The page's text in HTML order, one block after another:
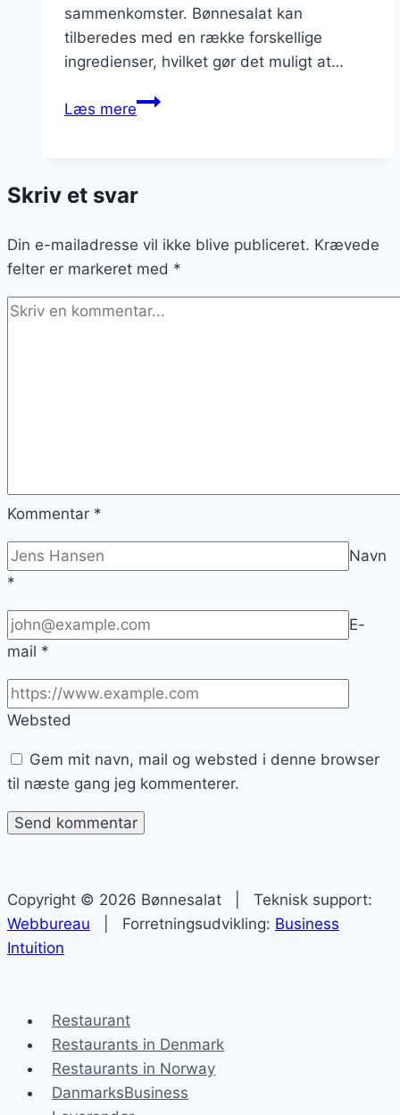
sammenkomster. Bønnesalat kan
tilberedes med en række forskellige
ingredienser, hvilket gør det muligt at…
Læs mereBønnesalat
ris
Skriv et svar
Din e-mailadresse vil ikke blive publiceret. Krævede
felter er markeret med *
Kommentar *
Navn
*
E-
mail *
Websted
Gem mit navn, mail og websted i denne browser
til næste gang jeg kommenterer.
Copyright © 2026 Bønnesalat | Teknisk support:
Webbureau | Forretningsudvikling: Business
Intuition
Restaurant
Restaurants in Denmark
Restaurants in Norway
DanmarksBusiness